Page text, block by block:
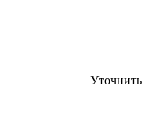
Уточнить